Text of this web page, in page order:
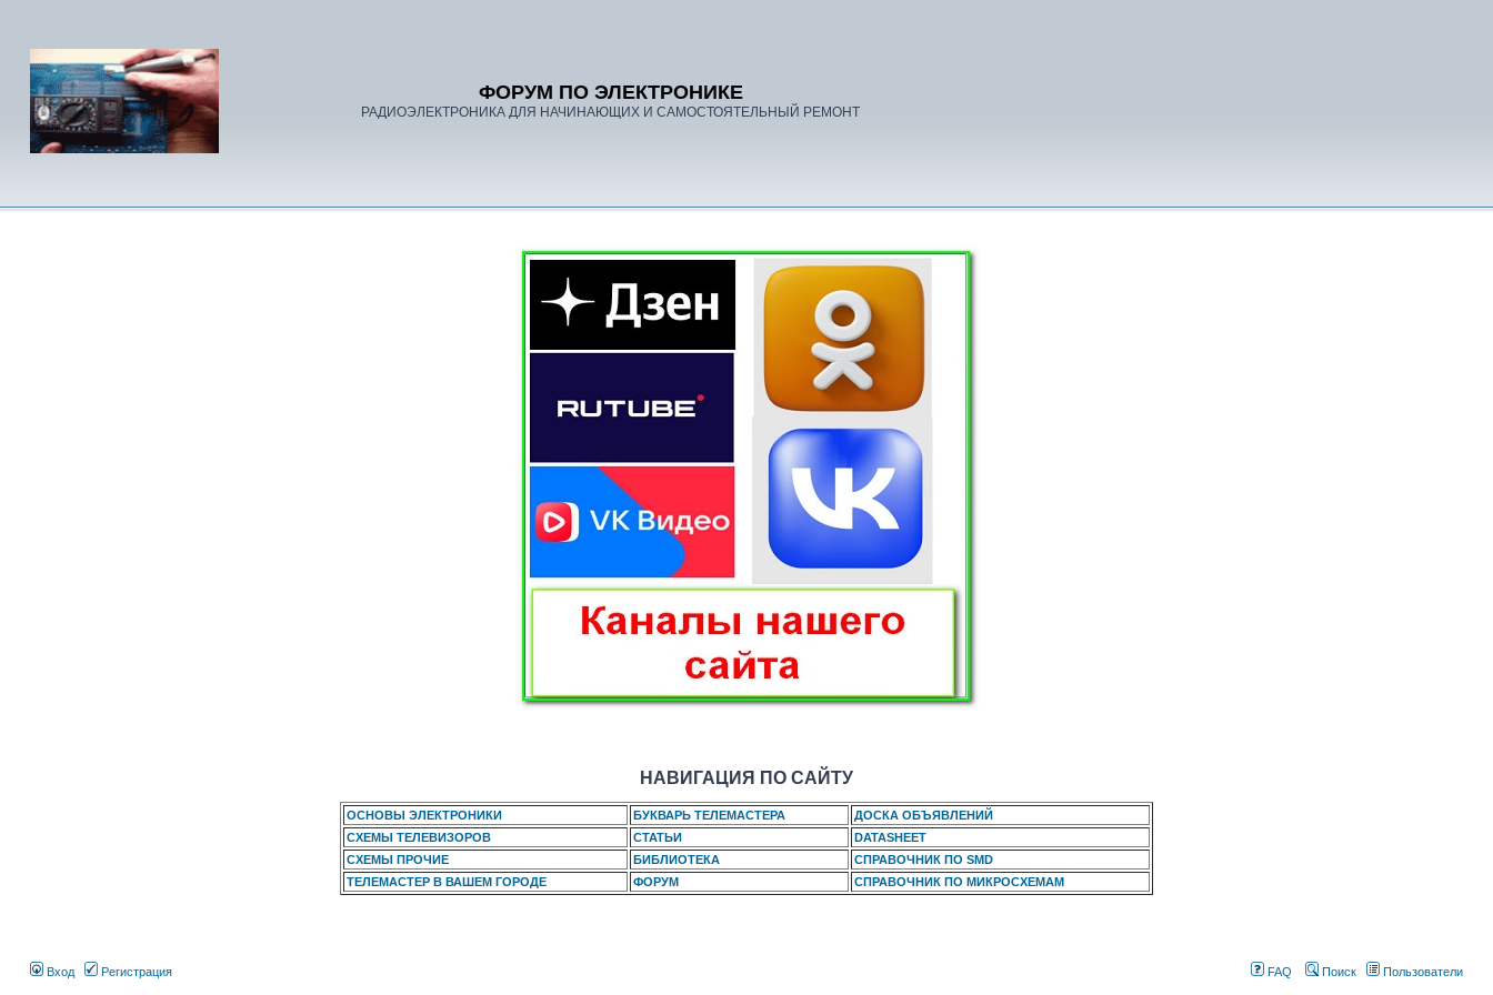
ФОРУМ ПО ЭЛЕКТРОНИКЕ
РАДИОЭЛЕКТРОНИКА ДЛЯ НАЧИНАЮЩИХ И САМОСТОЯТЕЛЬНЫЙ РЕМОНТ
НАВИГАЦИЯ ПО САЙТУ
ОСНОВЫ ЭЛЕКТРОНИКИ БУКВАРЬ ТЕЛЕМАСТЕРА
ДОСКА ОБЪЯВЛЕНИЙ
СХЕМЫ ТЕЛЕВИЗОРОВ
СТАТЬИ
DATASHEET
СХЕМЫ ПРОЧИЕ
БИБЛИОТЕКА
СПРАВОЧНИК ПО SMD
ТЕЛЕМАСТЕР В ВАШЕМ ГОРОДЕ
ФОРУМ СПРАВОЧНИК ПО МИКРОСХЕМАМ
Вход Регистрация FAQ Поиск Пользователи